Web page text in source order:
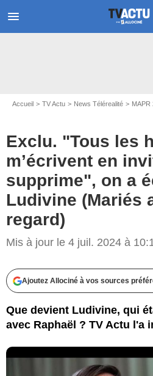
menu
Accueil TV Actu News Télérealité MAPR
Exclu. "Tous les
m’écrivent en
supprime", on a
Ludivine (Mariés
regard)
Mis à jour le 4 juil. 2024 à
Ajoutez Allociné à vos sources
Que devient Ludivine, qui
avec Raphaël ? TV Actu l'a
Capture d'écran Mariés au